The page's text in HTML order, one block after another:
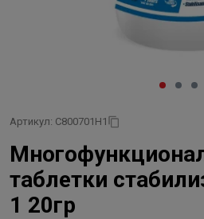
Артикул: C800701H1
таблетки
1 20гр